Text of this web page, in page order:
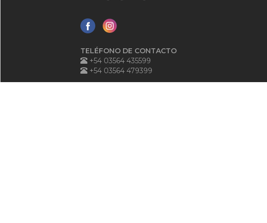
TELÉFONO DE CONTACTO
+54 03564 435599
+54 03564 479399